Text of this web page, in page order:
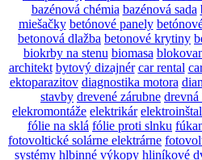
bazénová chémia bazénová sada
miešačky betónové panely
betonová dlažba betonové krytiny
biokrby na stenu biomasa
architekt bytový dizajnér car rental
ektoparazitov diagnostika motora
stavby drevené zárubne drevná
elekromontáže elektrikár
fólie na sklá fólie proti slnku
fotovoltické solárne elektrárne
systémy hlbinné výkopy hliníkové